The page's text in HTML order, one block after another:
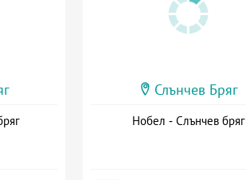
Слънчев Бряг
Нобел - Слънчев бряг